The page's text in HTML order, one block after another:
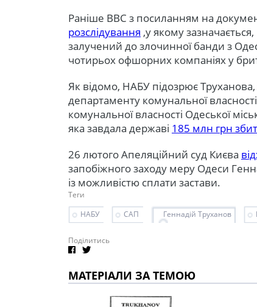
Раніше ВВС з посиланням на
розслідування ,у якому
залучений до злочинної банди з
чотирьох офшорних компаніях у
Як відомо, НАБУ підозрює
департаменту комунальної власності
комунальної власності Одеської
яка завдала державі 185 млн грн
26 лютого Апеляційний суд Києва
запобіжного заходу меру Одеси
із можливістю сплати застави.
Теги
НАБУ
САП Геннадій Труханов
Поділитись
МАТЕРІАЛИ ЗА ТЕМОЮ